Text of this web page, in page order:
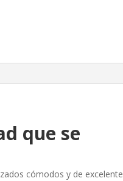
que se
cómodos y de excelente